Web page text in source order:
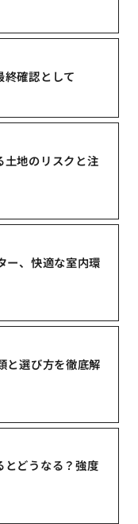
終確認として
土地のリスクと注
ー、快適な室内環
と選び方を徹底解
とどうなる？強度